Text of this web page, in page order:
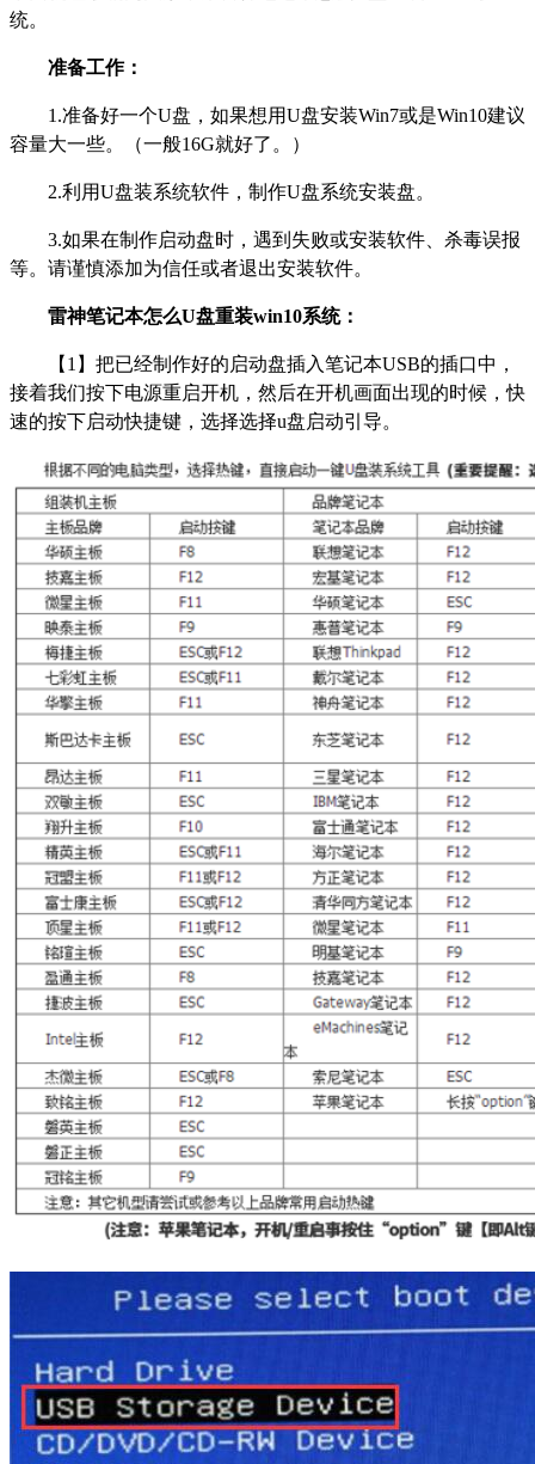
统。
准备工作：
1.准备好一个U盘，如果想用U盘安装Win7或是Win10建议
容量大一些。（一般16G就好了。）
2.利用U盘装系统软件，制作U盘系统安装盘。
3.如果在制作启动盘时，遇到失败或安装软件、杀毒误报
等。请谨慎添加为信任或者退出安装软件。
雷神笔记本怎么U盘重装win10系统：
【1】把已经制作好的启动盘插入笔记本USB的插口中，
接着我们按下电源重启开机，然后在开机画面出现的时候，快
速的按下启动快捷键，选择选择u盘启动引导。